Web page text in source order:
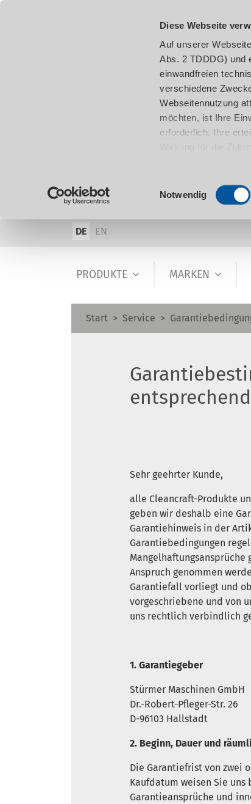
Diese Webseite
Auf unserer
Abs. 2 TDDDG) und
einwandfreien
verschiedene
Webseitennutzung
möchten, ist Ihre
erforderlich. Ihre
Einwilligungsauswahl
Notwendig
DE EN
PRODUKTE MARKEN
Start Service
Sehr geehrter Kunde,
alle Cleancraft-Produkte
geben wir deshalb eine
Garantiehinweis in der
Garantiebedingungen
Anspruch genommen
Garantiefall vorliegt und
vorgeschriebene und von
uns rechtlich verbindlich
1. Garantiegeber
Stürmer Maschinen GmbH
Dr.-Robert-Pfleger-Str. 26
D-96103 Hallstadt
2. Beginn, Dauer und
Die Garantiefrist von zwei
Kaufdatum weisen Sie
Garantieansprüche und